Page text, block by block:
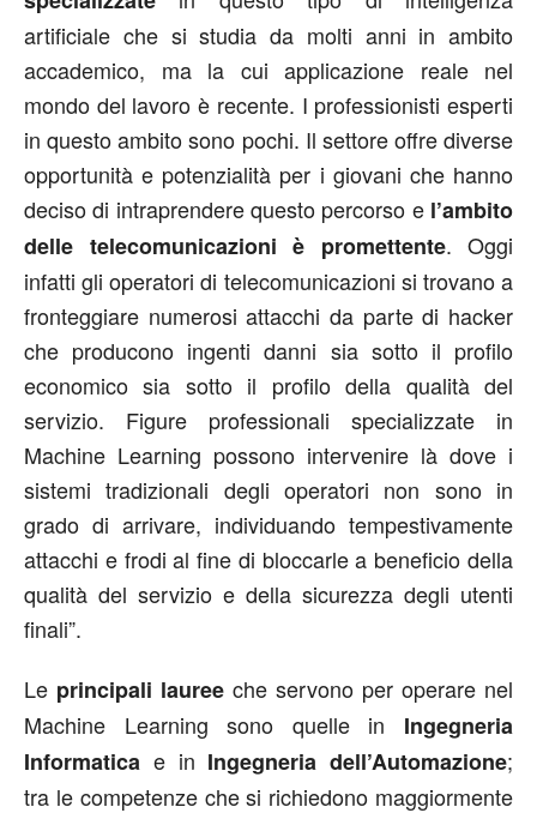
artificiale che si studia da molti anni in ambito
accademico, ma la cui applicazione reale nel
mondo del lavoro è recente. I professionisti esperti
in questo ambito sono pochi. Il settore offre diverse
opportunità e potenzialità per i giovani che hanno
deciso di intraprendere questo percorso e l’ambito
delle telecomunicazioni è promettente. Oggi
infatti gli operatori di telecomunicazioni si trovano a
fronteggiare numerosi attacchi da parte di hacker
che producono ingenti danni sia sotto il profilo
economico sia sotto il profilo della qualità del
servizio. Figure professionali specializzate in
Machine Learning possono intervenire là dove i
sistemi tradizionali degli operatori non sono in
grado di arrivare, individuando tempestivamente
attacchi e frodi al fine di bloccarle a beneficio della
qualità del servizio e della sicurezza degli utenti
finali”.
Le principali lauree che servono per operare nel
Machine Learning sono quelle in Ingegneria
Informatica e in Ingegneria dell’Automazione;
tra le competenze che si richiedono maggiormente